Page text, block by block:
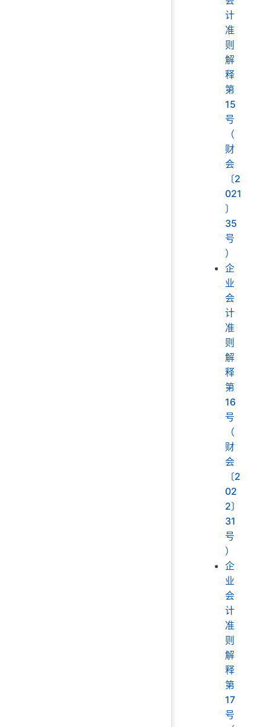
计
准
则
解
释
第
15
号
（
财
会
〔2
021
〕
35
号
）
企
业
会
计
准
则
解
释
第
16
号
（
财
会
〔2
02
2〕
31
号
）
企
业
会
计
准
则
解
释
第
17
号